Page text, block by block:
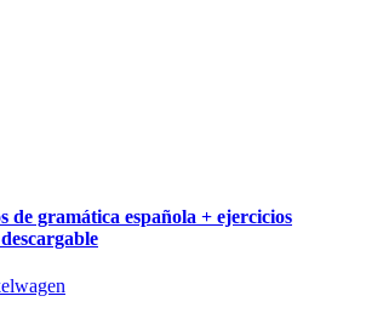
de gramática española + ejercicios